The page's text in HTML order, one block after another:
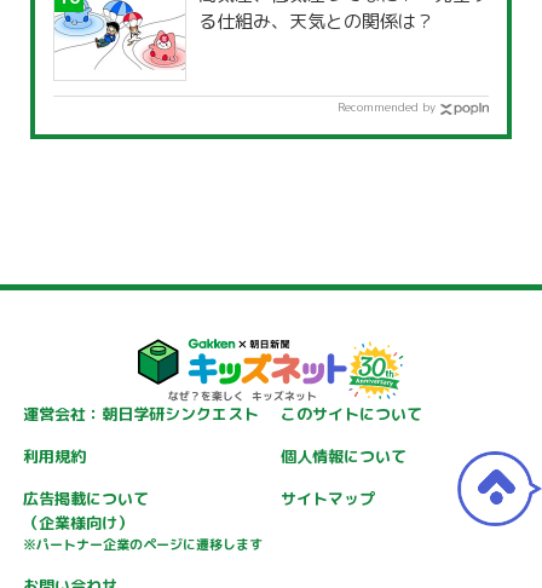
る仕組み、天気との関係は？
Recommended by
運営会社：朝日学研シンクエスト
このサイトについて
利用規約
個人情報について
広告掲載について
（企業様向け）
※パートナー企業のページに遷移します
サイトマップ